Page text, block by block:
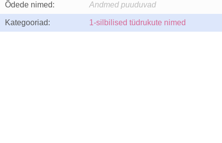
Õdede nimed: Andmed puuduvad
Kategooriad: 1-silbilised tüdrukute nimed